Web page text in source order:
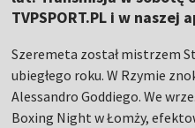
TVPSPORT.PL i w
Szeremeta został mistrzem
ubiegłego roku. W Rzymie
Alessandro Goddiego. We
Boxing Night w Łomży,